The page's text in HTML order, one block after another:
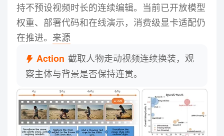
持不预设视频时长的连续编辑。当前已开放模型
权重、部署代码和在线演示，消费级显卡适配仍
在推进。 来源
Action 截取人物走动视频连续换装，观
察主体与背景是否保持连贯。